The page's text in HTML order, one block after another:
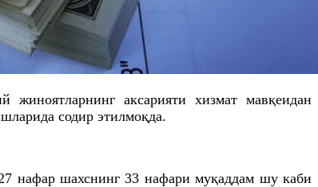
жиноятларнинг аксарияти хизматмавқеидан
содир этилмоқда.
нафар шахснинг 33 нафари муқаддам шу каби